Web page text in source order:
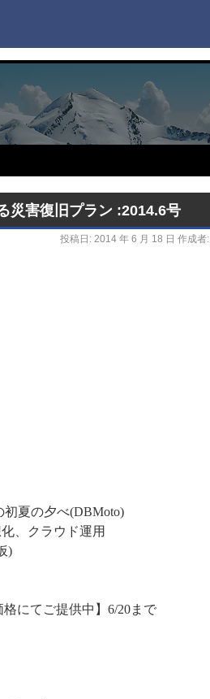
災害復旧プラン :2014.6号
投稿日: 2014 年 6 月 18 日 作成者:
初夏の夕べ(DBMoto)
、クラウド運用
)
にてご提供中】6/20まで